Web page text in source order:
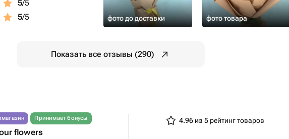
5/5
5/5 фото до доставки фото товара
Показать все отзывы (290)
Принимает бонусы
flowers
4.96 из 5рейтинг товаров